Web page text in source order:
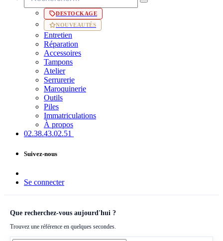
DESTOCKAGE
NOUVEAUTÉS
Entretien
Réparation
Accessoires
Tampons
Atelier
Serrurerie
Maroquinerie
Outils
Piles
Immatriculations
À propos
02.38.43​.02.51
Suivez-nous
Se connecter
Que recherchez-vous aujourd'hui ?
Trouvez une référence en quelques secondes.